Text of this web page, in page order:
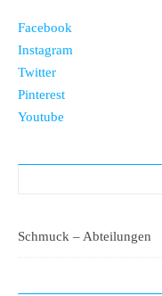
Facebook
Instagram
Twitter
Pinterest
Youtube
Schmuck – Abteilungen